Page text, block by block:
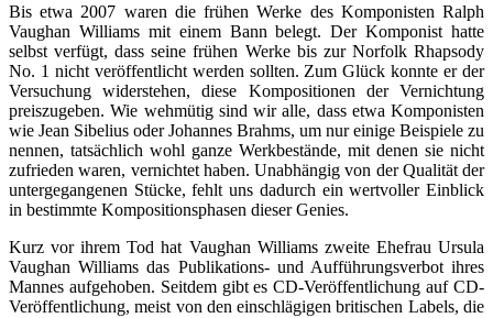
Bis etwa 2007 waren die frühen Werke des Komponisten Ralph
Vaughan Williams mit einem Bann belegt. Der Komponist hatte
selbst verfügt, dass seine frühen Werke bis zur Norfolk Rhapsody
No. 1 nicht veröffentlicht werden sollten. Zum Glück konnte er der
Versuchung widerstehen, diese Kompositionen der Vernichtung
preiszugeben. Wie wehmütig sind wir alle, dass etwa Komponisten
wie Jean Sibelius oder Johannes Brahms, um nur einige Beispiele zu
nennen, tatsächlich wohl ganze Werkbestände, mit denen sie nicht
zufrieden waren, vernichtet haben. Unabhängig von der Qualität der
untergegangenen Stücke, fehlt uns dadurch ein wertvoller Einblick
in bestimmte Kompositionsphasen dieser Genies.
Kurz vor ihrem Tod hat Vaughan Williams zweite Ehefrau Ursula
Vaughan Williams das Publikations- und Aufführungsverbot ihres
Mannes aufgehoben. Seitdem gibt es CD-Veröffentlichung auf CD-
Veröffentlichung, meist von den einschlägigen britischen Labels, die